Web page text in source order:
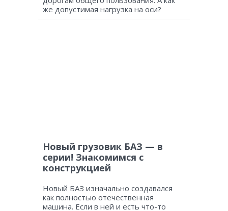
же допустимая нагрузка на оси?
Новый грузовик БАЗ — в
серии! Знакомимся с
конструкцией
Новый БАЗ изначально создавался
как полностью отечественная
машина. Если в ней и есть что-то